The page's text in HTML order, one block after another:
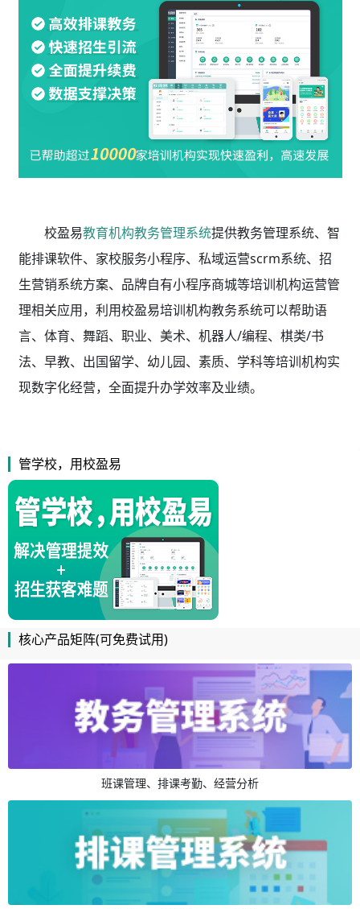
校盈易教育机构教务管理系统提供教务管理系统、智
能排课软件、家校服务小程序、私域运营scrm系统、招
生营销系统方案、品牌自有小程序商城等培训机构运营管
理相关应用，利用校盈易培训机构教务系统可以帮助语
言、体育、舞蹈、职业、美术、机器人/编程、棋类/书
法、早教、出国留学、幼儿园、素质、学科等培训机构实
现数字化经营，全面提升办学效率及业绩。
管学校，用校盈易
核心产品矩阵(可免费试用)
班课管理、排课考勤、经营分析